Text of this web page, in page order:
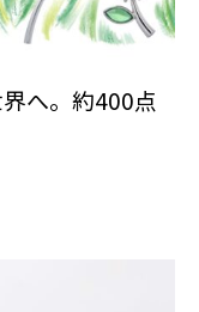
へ。約400点